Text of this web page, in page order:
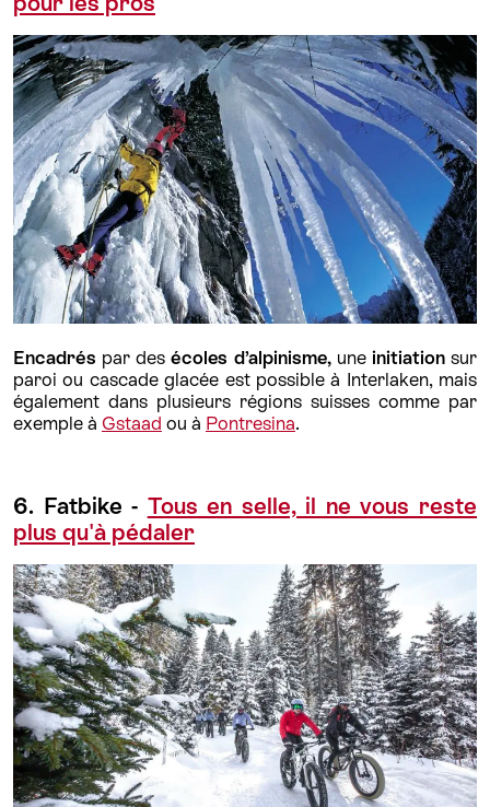
Encadrés par desécoles d’alpinisme,une initiationsur
paroi ou cascade glacée est possible à Interlaken, mais
également dans plusieurs régions suisses comme par
exemple à Gstaad ou à Pontresina.
6. Fatbike - Tous en selle, il ne vous reste
plus qu'à pédaler